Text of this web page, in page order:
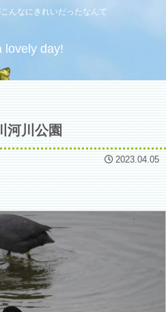
んなにきれいだったなんて
lovely day!
河川公園
2023.04.05